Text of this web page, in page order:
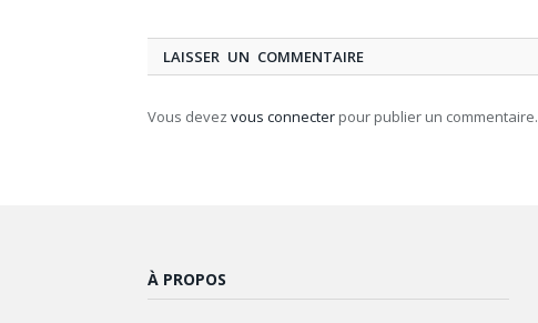
LAISSER UN COMMENTAIRE
Vous devez vous connecter pour publier un commentaire.
À PROPOS